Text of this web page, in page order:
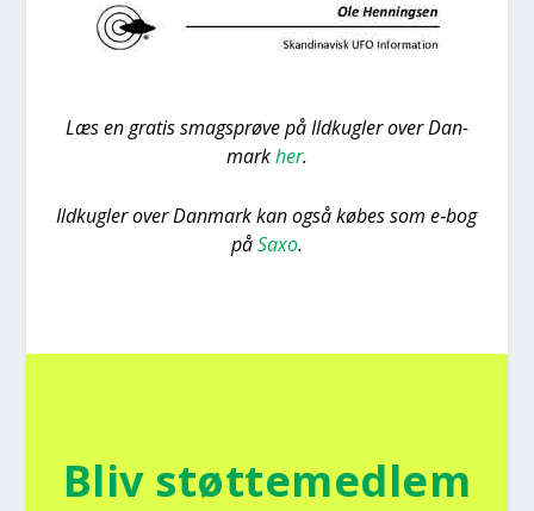
Læs en gra­tis smags­prø­ve på Ild­kug­ler over Dan­
markher.
Ild­kug­ler over Dan­mark kan også købes som e‑bog
påSaxo.
Bliv støt­te­med­lem